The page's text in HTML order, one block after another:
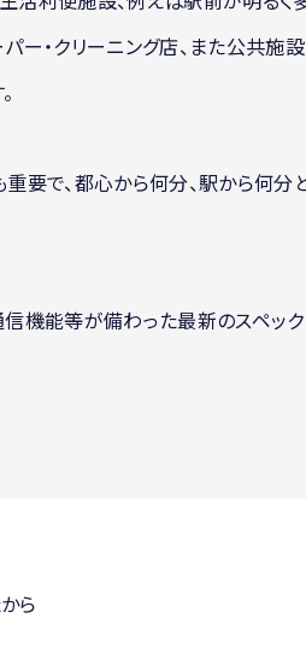
ー・クリーニング店、また公共施
要で、都心から何分、駅から何分
機能等が備わった最新のスペッ
ら